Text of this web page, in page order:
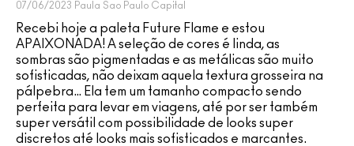
07/06/2023 Paula Sao Paulo Capital
Recebi hoje a paleta Future Flame e estou
APAIXONADA! A seleção de cores é linda, as
sombras são pigmentadas e as metálicas são muito
sofisticadas, não deixam aquela textura grosseira na
pálpebra… Ela tem um tamanho compacto sendo
perfeita para levar em viagens, até por ser também
super versátil com possibilidade de looks super
discretos até looks mais sofisticados e marcantes.